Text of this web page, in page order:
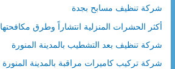
شركة تنظيف مسابح بجدة
أكثر الحشرات المنزلية انتشاراً وطرق مكافحتها
شركة تنظيف بعد التشطيب بالمدينة المنورة
شركة تركيب كاميرات مراقبة بالمدينة المنورة